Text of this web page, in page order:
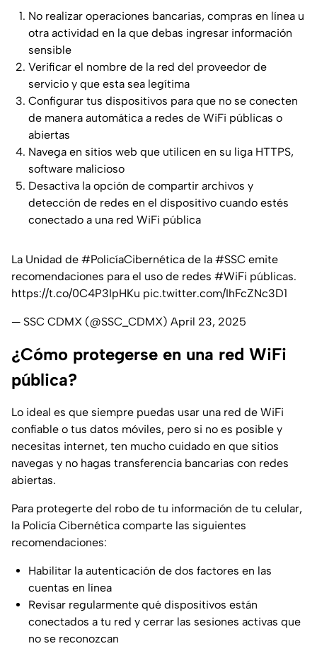
No realizar operaciones bancarias, compras en línea u
otra actividad en la que debas ingresar información
sensible
Verificar el nombre de la red del proveedor de
servicio y que esta sea legítima
Configurar tus dispositivos para que no se conecten
de manera automática a redes de WiFi públicas o
abiertas
Navega en sitios web que utilicen en su liga HTTPS,
software malicioso
Desactiva la opción de compartir archivos y
detección de redes en el dispositivo cuando estés
conectado a una red WiFi pública
La Unidad de #PolicíaCibernética de la #SSC emite
recomendaciones para el uso de redes #WiFi públicas.
https://t.co/0C4P3IpHKu pic.twitter.com/IhFcZNc3D1
— SSC CDMX (@SSC_CDMX) April 23, 2025
¿Cómo protegerse en una red WiFi
pública?
Lo ideal es que siempre puedas usar una red de WiFi
confiable o tus datos móviles, pero si no es posible y
necesitas internet, ten mucho cuidado en que sitios
navegas y no hagas transferencia bancarias con redes
abiertas.
Para protegerte del robo de tu información de tu celular,
la Policía Cibernética comparte las siguientes
recomendaciones:
Habilitar la autenticación de dos factores en las
cuentas en línea
Revisar regularmente qué dispositivos están
conectados a tu red y cerrar las sesiones activas que
no se reconozcan